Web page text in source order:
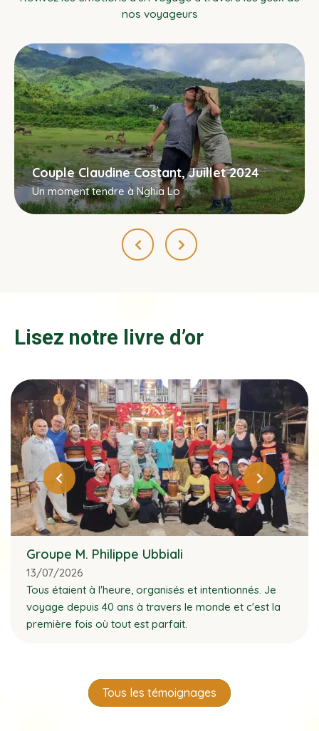
nos voyageurs
Couple Claudine Costant, Juillet 2024
Un moment tendre à Nghia Lo
Lisez notre livre d’or
Groupe M. Philippe Ubbiali
13/07/2026
Tous étaient à l'heure, organisés et intentionnés. Je
voyage depuis 40 ans à travers le monde et c'est la
première fois où tout est parfait.
Tous les témoignages